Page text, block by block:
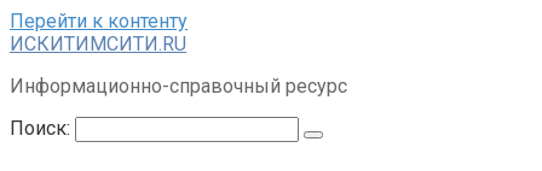
Перейти к контенту
ИСКИТИМСИТИ.RU
Информационно-справочный ресурс
Поиск: